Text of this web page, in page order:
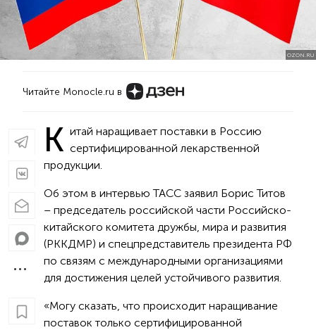
OZON.RU
Читайте Monocle.ru в
К итай наращивает поставки в Россию
сертифицированной лекарственной
продукции.
Об этом в интервью ТАСС заявил Борис Титов
– председатель российской части Российско-
китайского комитета дружбы, мира и развития
(РККДМР) и спецпредставитель президента РФ
по связям с международными организациями
для достижения целей устойчивого развития.
«Могу сказать, что происходит наращивание
поставок только сертифицированной